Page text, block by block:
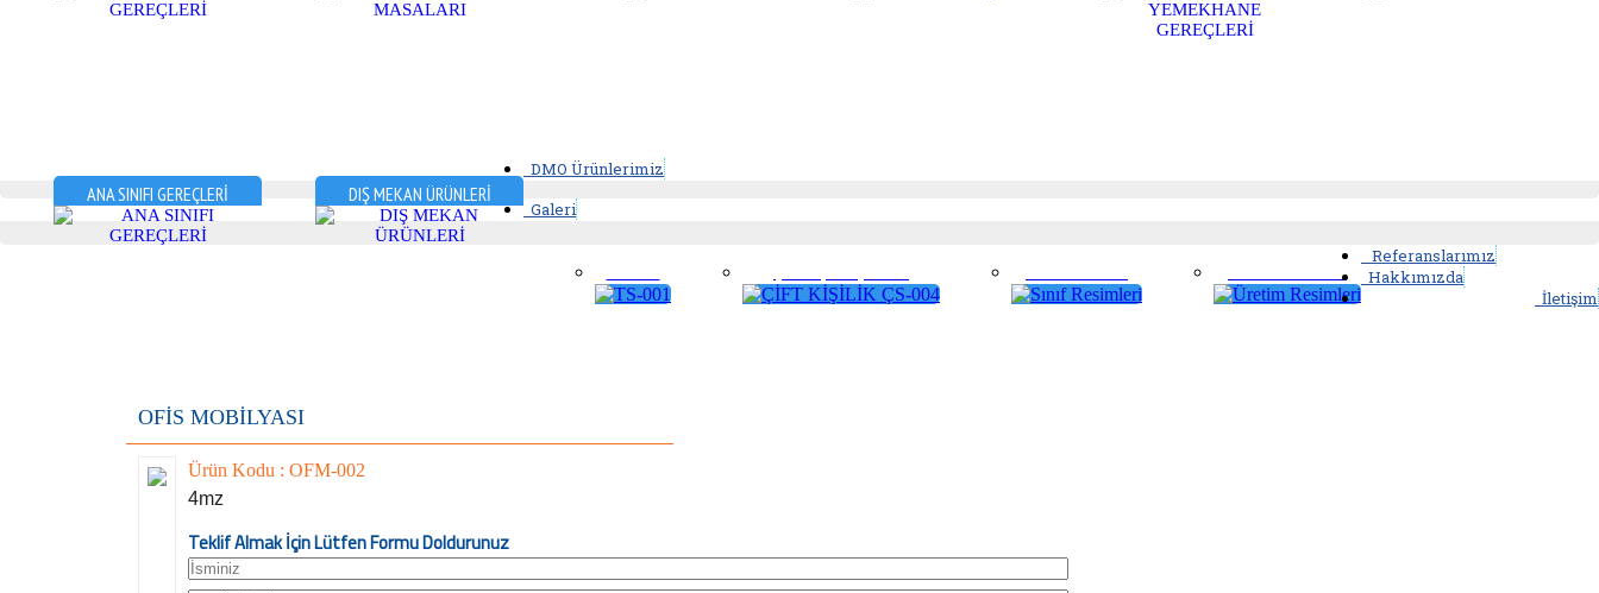
ANA SINIFI GEREÇLERİ DIŞ MEKAN ÜRÜNLERİ
DMO Ürünlerimiz
Galeri
Üretim Resimleri
Referanslarımız
Hakkımızda
İletişim
OFİS MOBİLYASI
Ürün Kodu : OFM-002
4mz
Teklif Almak İçin Lütfen Formu Doldurunuz